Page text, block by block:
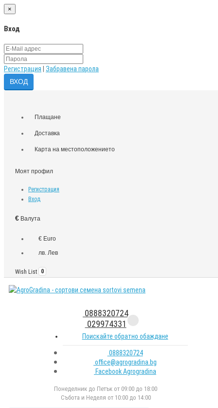
×
Вход
Регистрация Забравена парола
Плащане
Доставка
Карта на местоположението
Моят профил
Регистрация
Вход
€ Валута
€ Euro
лв. Лев
Wish List 0
0888320724
029974331
Поискайте обратно обаждане
0888320724
office@agrogradina.bg
Facebook Agrogradina
Понеделник до Петък от 09:00 до 18:00
Събота и Неделя от 10:00 до 14:00